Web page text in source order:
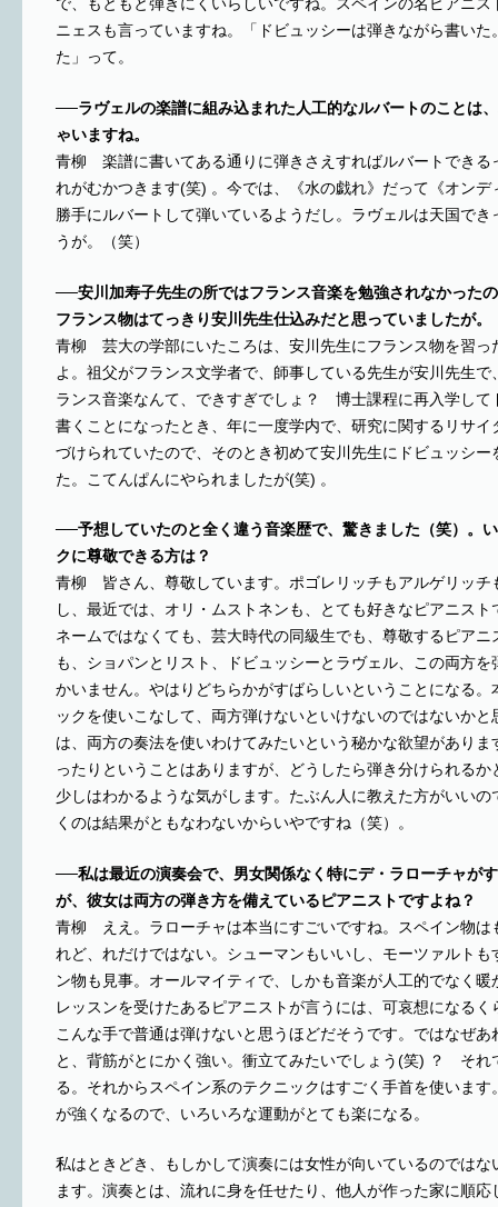
で、もともと弾きにくいらしいですね。スペインの名ピアニス
ニェスも言っていますね。「ドビュッシーは弾きながら書いた
た」って。
──ラヴェルの楽譜に組み込まれた人工的なルバートのことは
ゃいますね。
青柳 楽譜に書いてある通りに弾きさえすればルバートできる
れがむかつきます(笑) 。今では、《水の戯れ》だって《オンデ
勝手にルバートして弾いているようだし。ラヴェルは天国で
うが。（笑）
──安川加寿子先生の所ではフランス音楽を勉強されなかった
フランス物はてっきり安川先生仕込みだと思っていましたが。
青柳 芸大の学部にいたころは、安川先生にフランス物を習っ
よ。祖父がフランス文学者で、師事している先生が安川先生
ランス音楽なんて、できすぎでしょ？ 博士課程に再入学して
書くことになったとき、年に一度学内で、研究に関するリサイ
づけられていたので、そのとき初めて安川先生にドビュッシー
た。こてんぱんにやられましたが(笑) 。
──予想していたのと全く違う音楽歴で、驚きました（笑）。
クに尊敬できる方は？
青柳 皆さん、尊敬しています。ポゴレリッチもアルゲリッチ
し、最近では、オリ・ムストネンも、とても好きなピアニス
ネームではなくても、芸大時代の同級生でも、尊敬するピアニ
も、ショパンとリスト、ドビュッシーとラヴェル、この両方
かいません。やはりどちらかがすばらしいということになる。
ックを使いこなして、両方弾けないといけないのではないかと
は、両方の奏法を使いわけてみたいという秘かな欲望がありま
ったりということはありますが、どうしたら弾き分けられる
少しはわかるような気がします。たぶん人に教えた方がいいの
くのは結果がともなわないからいやですね（笑）。
──私は最近の演奏会で、男女関係なく特にデ・ラローチャが
が、彼女は両方の弾き方を備えているピアニストですよね？
青柳 ええ。ラローチャは本当にすごいですね。スペイン物は
れど、れだけではない。シューマンもいいし、モーツァルトも
ン物も見事。オールマイティで、しかも音楽が人工的でなく
レッスンを受けたあるピアニストが言うには、可哀想になる
こんな手で普通は弾けないと思うほどだそうです。ではなぜ
と、背筋がとにかく強い。衝立てみたいでしょう(笑) ？ それ
る。それからスペイン系のテクニックはすごく手首を使います
が強くなるので、いろいろな運動がとても楽になる。
私はときどき、もしかして演奏には女性が向いているのではな
ます。演奏とは、流れに身を任せたり、他人が作った家に順